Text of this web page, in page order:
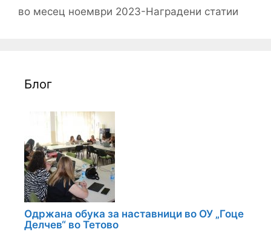
во месец ноември 2023-Наградени статии
Блог
Одржана обука за наставници во ОУ „Гоце
Делчев“ во Тетово